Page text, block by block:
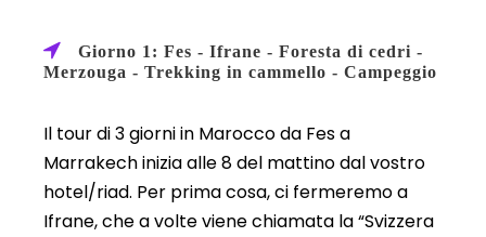
Giorno 1: Fes - Ifrane - Foresta di cedri -
Merzouga - Trekking in cammello - Campeggio
Il tour di 3 giorni in Marocco da Fes a
Marrakech inizia alle 8 del mattino dal vostro
hotel/riad. Per prima cosa, ci fermeremo a
Ifrane, che a volte viene chiamata la “Svizzera